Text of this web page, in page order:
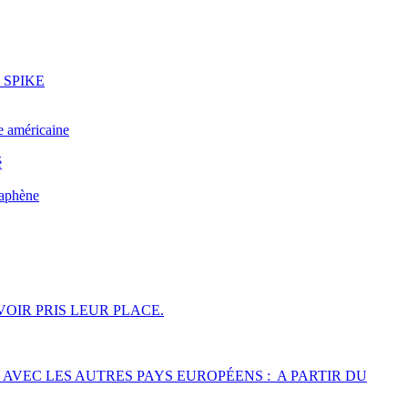
SPIKE
PRIS LEUR PLACE.
LES AUTRES PAYS EUROPÉENS : A PARTIR DU